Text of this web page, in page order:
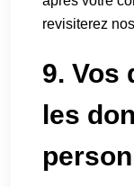
revisiterez
9. Vos
les